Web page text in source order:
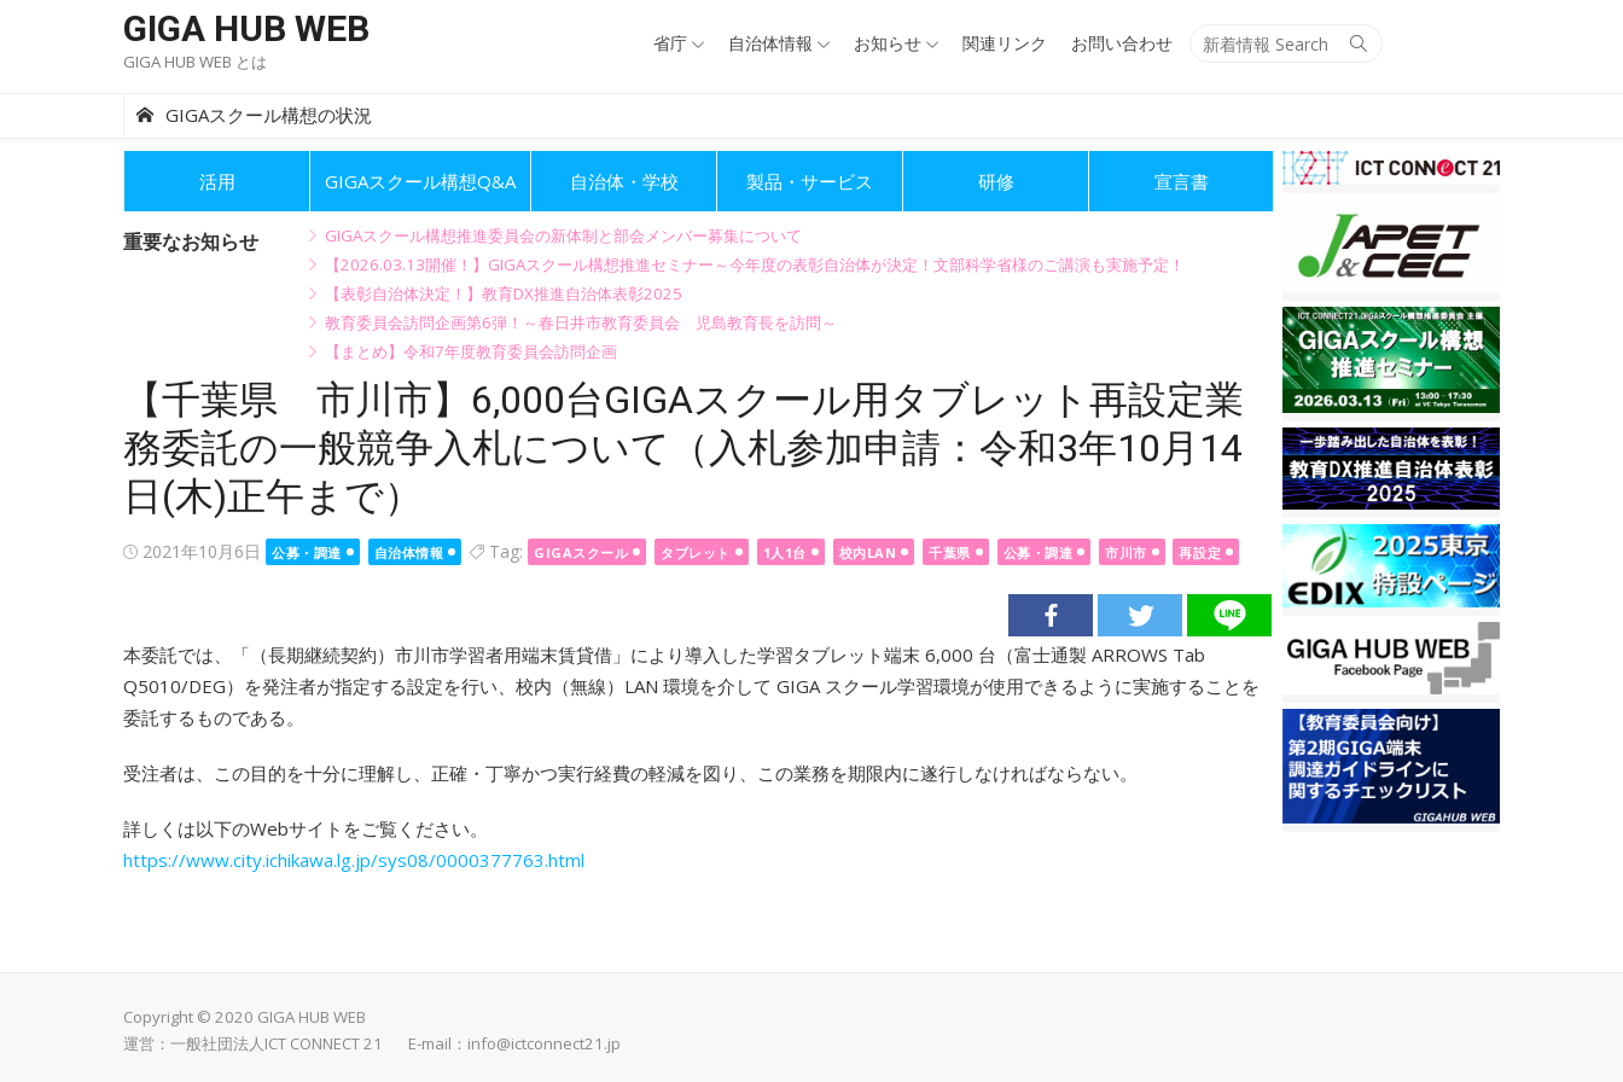
GIGA HUB WEB
GIGA HUB WEB とは
Search
省庁 自治体情報 お知らせ 関連リンク お問い合わせ
GIGAスクール構想の状況
活用 GIGAスクール構想Q&A 自治体・学校 製品・サービス 研修 宣言書
重要なお知らせ
GIGAスクール構想推進委員会の新体制と部会メンバー募集について
【2026.03.13開催！】GIGAスクール構想推進セミナー～今年度の表彰自治体が決定！文部科学省様のご講演も実施予定！
【表彰自治体決定！】教育DX推進自治体表彰2025
教育委員会訪問企画第6弾！～春日井市教育委員会 児島教育長を訪問～
【まとめ】令和7年度教育委員会訪問企画
【千葉県 市川市】6,000台GIGAスクール用タブレット再設定業
務委託の一般競争入札について（入札参加申請：令和3年10月14
日(木)正午まで）
Posted
2021年10月6日 公募・調達 自治体情報 Tag: GIGAスクール タブレット 1人1台 校内LAN 千葉県 公募・調達 市川市 再設定
本委託では、「（長期継続契約）市川市学習者用端末賃貸借」により導入した学習タブレット端末 6,000 台（富士通製 ARROWS Tab
Q5010/DEG）を発注者が指定する設定を行い、校内（無線）LAN 環境を介して GIGA スクール学習環境が使用できるように実施することを
委託するものである。
受注者は、この目的を十分に理解し、正確・丁寧かつ実行経費の軽減を図り、この業務を期限内に遂行しなければならない。
詳しくは以下のWebサイトをご覧ください。
https://www.city.ichikawa.lg.jp/sys08/0000377763.html
Copyright © 2020 GIGA HUB WEB
運営：一般社団法人ICT CONNECT 21 E-mail： info@ictconnect21.jp